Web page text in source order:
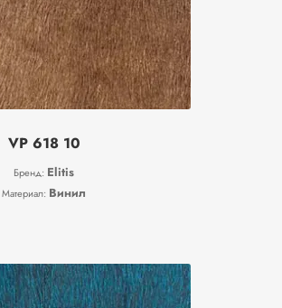
VP 618 10
Бренд: Elitis
Материал: Винил